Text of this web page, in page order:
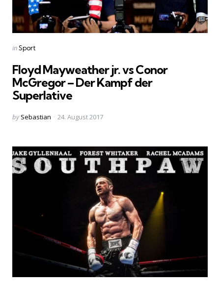
Categories
Posted
inSport
Floyd Mayweather jr. vs Conor
McGregor – Der Kampf der
Superlative
Posted
by Sebastian 24. August 2017